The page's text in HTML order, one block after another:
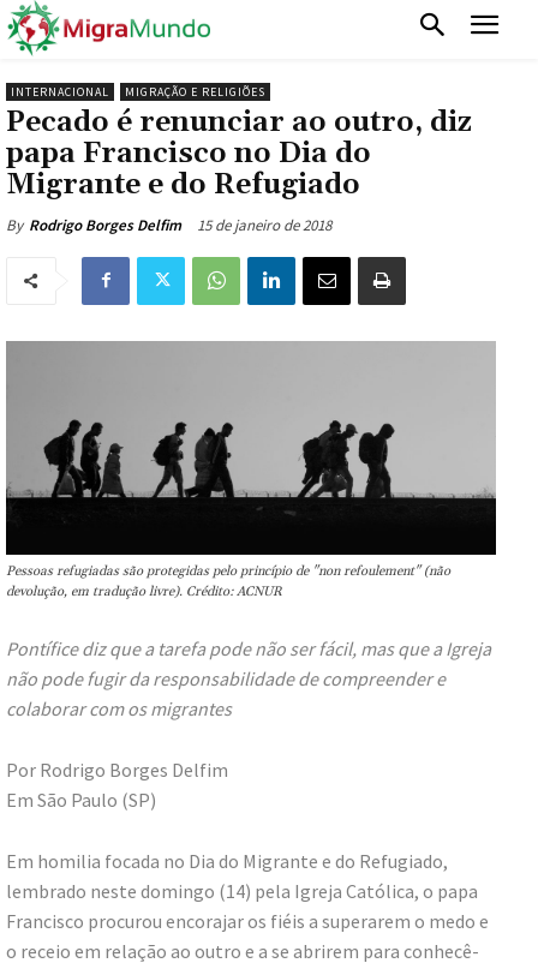
INTERNACIONAL MIGRAÇÃO E RELIGIÕES
Pecado é renunciar ao outro, diz
papa Francisco no Dia do
Migrante e do Refugiado
By Rodrigo Borges Delfim 15 de janeiro de 2018
Pessoas refugiadas são protegidas pelo princípio de "non refoulement" (não
devolução, em tradução livre). Crédito: ACNUR
Pontífice diz que a tarefa pode não ser fácil, mas que a Igreja
não pode fugir da responsabilidade de compreender e
colaborar com os migrantes
Por Rodrigo Borges Delfim
Em São Paulo (SP)
Em homilia focada no Dia do Migrante e do Refugiado,
lembrado neste domingo (14) pela Igreja Católica, o papa
Francisco procurou encorajar os fiéis a superarem o medo e
o receio em relação ao outro e a se abrirem para conhecê-